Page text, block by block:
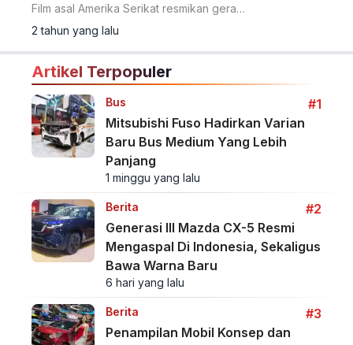
Film asal Amerika Serikat resmikan gerai
terbarunya yang bernama UPPF Jakarta
2 tahun yang lalu
Artikel Terpopuler
Bus
#1
Mitsubishi Fuso Hadirkan Varian
Baru Bus Medium Yang Lebih
Panjang
1 minggu yang lalu
Berita
#2
Generasi III Mazda CX-5 Resmi
Mengaspal Di Indonesia, Sekaligus
Bawa Warna Baru
6 hari yang lalu
Berita
#3
Penampilan Mobil Konsep dan